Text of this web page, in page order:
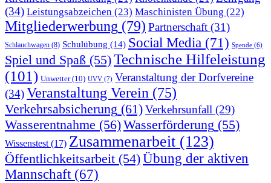
(34) Leistungsabzeichen (23) Maschinisten Übung (22)
Mitgliederwerbung (79) Partnerschaft (31)
Schlauchwagen (8) Schulübung (14) Social Media (71) Spende (6)
Spiel und Spaß (55)Technische Hilfeleistung
(101) Unwetter(10) UVV (7) Veranstaltung der Dorfvereine
(34)Veranstaltung Verein (75)
Verkehrsabsicherung (61)Verkehrsunfall (29)
Wasserentnahme (56)Wasserförderung (55)
Wissenstest(17) Zusammenarbeit (123)
Öffentlichkeitsarbeit (54)Übung der aktiven
Mannschaft(67)